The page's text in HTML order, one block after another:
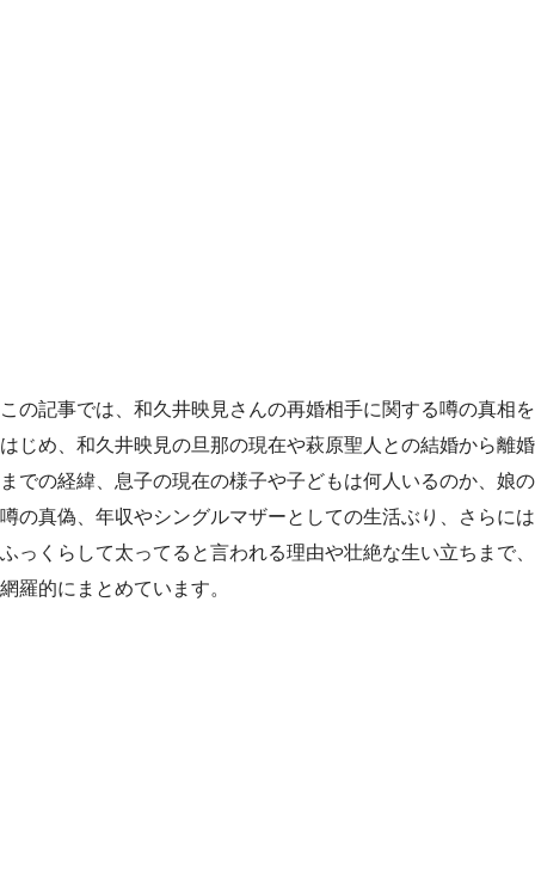
この記事では、和久井映見さんの再婚相手に関する噂の真相を
はじめ、和久井映見の旦那の現在や萩原聖人との結婚から離婚
までの経緯、息子の現在の様子や子どもは何人いるのか、娘の
噂の真偽、年収やシングルマザーとしての生活ぶり、さらには
ふっくらして太ってると言われる理由や壮絶な生い立ちまで、
網羅的にまとめています。